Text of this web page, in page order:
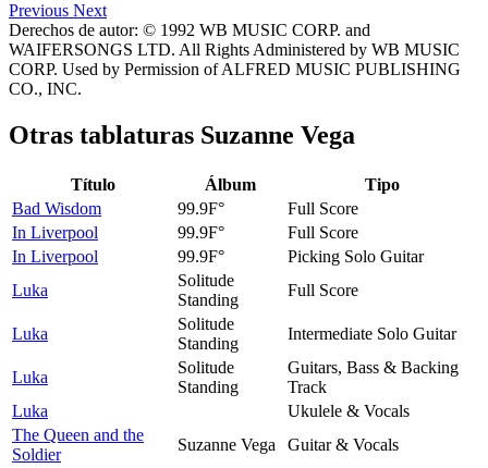
Previous Next
Derechos de autor: © 1992 WB MUSIC CORP. and
WAIFERSONGS LTD. All Rights Administered by WB MUSIC
CORP. Used by Permission of ALFRED MUSIC PUBLISHING
CO., INC.
Otras tablaturas Suzanne Vega
Título Álbum
Tipo
Bad Wisdom
99.9F°
Full Score
In Liverpool
99.9F°
Full Score
In Liverpool
99.9F°
Picking Solo Guitar
Luka
Solitude
Standing
Full Score
Luka
Solitude
Standing
Intermediate Solo Guitar
Luka
Solitude
Standing
Guitars, Bass & Backing
Track
Luka
Ukulele & Vocals
The Queen and the
Soldier
Suzanne Vega Guitar & Vocals